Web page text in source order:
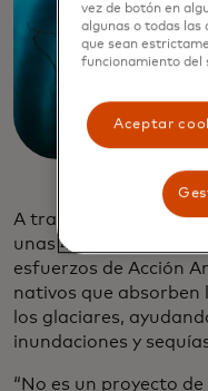
A través de su
unas 40.000 personas
esfuerzos de Acción
nativos que absorben
los glaciares,
inundaciones y
“No es un proyecto
vez de botón en
algunas o todas las
que sean
funcionamiento del
Aceptar